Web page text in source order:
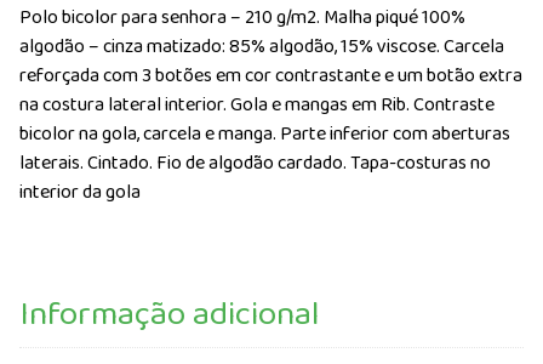
Polo bicolor para senhora – 210 g/m2. Malha piqué 100%
algodão – cinza matizado: 85% algodão, 15% viscose. Carcela
reforçada com 3 botões em cor contrastante e um botão extra
na costura lateral interior. Gola e mangas em Rib. Contraste
bicolor na gola, carcela e manga. Parte inferior com aberturas
laterais. Cintado. Fio de algodão cardado. Tapa-costuras no
interior da gola
Informação adicional